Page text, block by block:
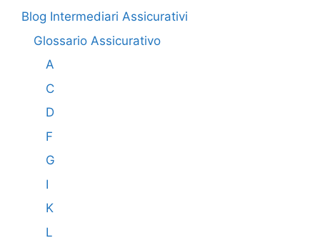
Blog Intermediari Assicurativi
Glossario Assicurativo
A
C
D
F
G
I
K
L